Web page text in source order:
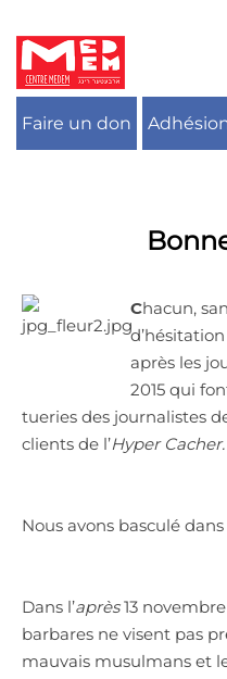
contenu
Faire un don
Chacun,
après les
2015 qui
tueries des journalistes
clients de l’Hyper Cacher.
Nous avons basculé dans
Dans l’après13
barbares ne visent pas
mauvais musulmans et